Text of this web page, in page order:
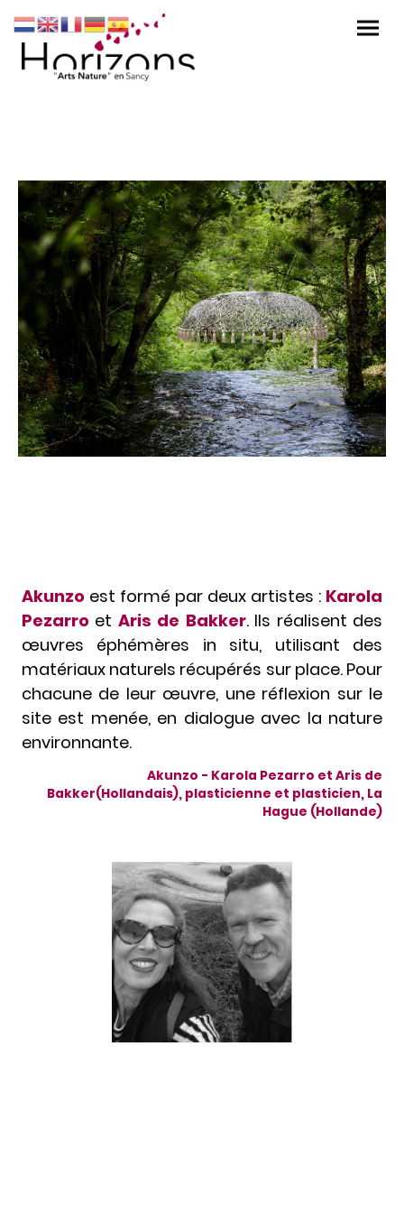
Akunzo est formé par deux artistes : Karola
Pezarro et Aris de Bakker. Ils réalisent des
œuvres éphémères in situ, utilisant des
matériaux naturels récupérés sur place. Pour
chacune de leur œuvre, une réflexion sur le
site est menée, en dialogue avec la nature
environnante.
Akunzo - Karola Pezarro et Aris de
Bakker(Hollandais), plasticienne et plasticien, La
Hague (Hollande)